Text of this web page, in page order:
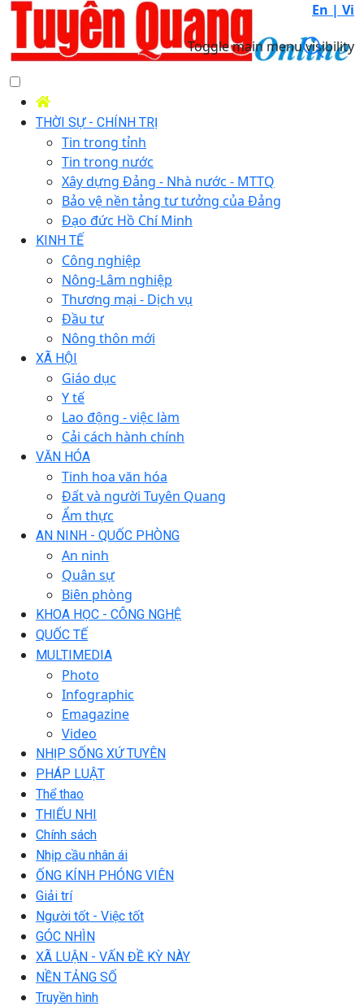
En | Vi
Toggle main menu visibility
THỜI SỰ - CHÍNH TRỊ
Tin trong tỉnh
Tin trong nước
Xây dựng Đảng - Nhà nước - MTTQ
Bảo vệ nền tảng tư tưởng của Đảng
Đạo đức Hồ Chí Minh
KINH TẾ
Công nghiệp
Nông-Lâm nghiệp
Thương mại - Dịch vụ
Đầu tư
Nông thôn mới
XÃ HỘI
Giáo dục
Y tế
Lao động - việc làm
Cải cách hành chính
VĂN HÓA
Tinh hoa văn hóa
Đất và người Tuyên Quang
Ẩm thực
AN NINH - QUỐC PHÒNG
An ninh
Quân sự
Biên phòng
KHOA HỌC - CÔNG NGHỆ
QUỐC TẾ
MULTIMEDIA
Photo
Infographic
Emagazine
Video
NHỊP SỐNG XỨ TUYÊN
PHÁP LUẬT
Thể thao
THIẾU NHI
Chính sách
Nhịp cầu nhân ái
ỐNG KÍNH PHÓNG VIÊN
Giải trí
Người tốt - Việc tốt
GÓC NHÌN
XÃ LUẬN - VẤN ĐỀ KỲ NÀY
NỀN TẢNG SỐ
Truyền hình